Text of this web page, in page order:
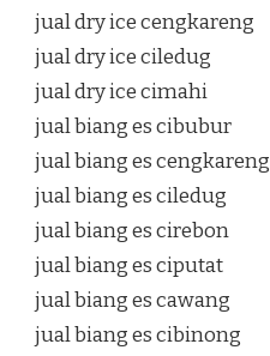
jual dry ice cengkareng
jual dry ice ciledug
jual dry ice cimahi
jual biang es cibubur
jual biang es cengkareng
jual biang es ciledug
jual biang es cirebon
jual biang es ciputat
jual biang es cawang
jual biang es cibinong